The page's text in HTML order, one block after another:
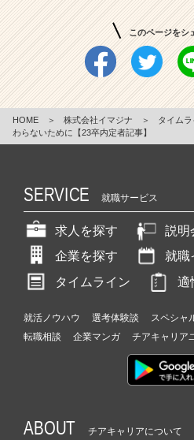
このページをシ
HOME ＞ 株式会社イマジナ ＞ タイム
わらないために【23卒内定者記事】
SERVICE 就職サービス
求人を探す
説明
企業を探す
就職
タイムライン
適
就活ノウハウ 選考体験談 スペシャ
転職相談
企業マンガ チアキャリア
ABOUT チアキャリアについて